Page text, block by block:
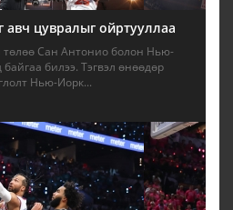
авч цувралыг ойртууллаа
Сан Антонио болон Нью-
байгаа билээ. Тэгвэл өнөөдөр
Нью-Иорк...